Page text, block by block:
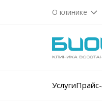
О клинике
Услуги